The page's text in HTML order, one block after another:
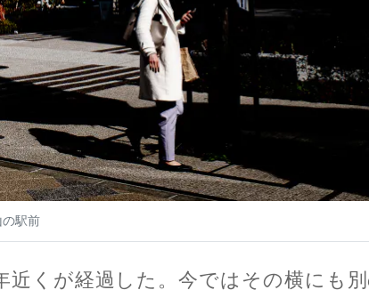
駅前
くが経過した。今ではその横にも